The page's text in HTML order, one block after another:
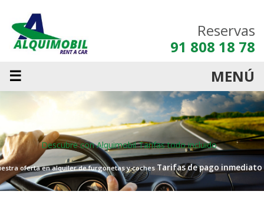
Reservas
91 808 18 78
☰
MENÚ
Descubre con AlquimobilTarifas todo incluido
oferta en alquiler de furgonetas y coches Tarifas de pago inmediato